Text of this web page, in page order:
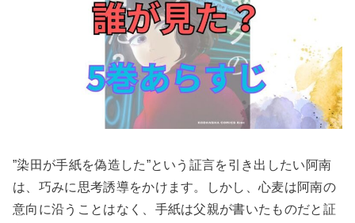
”染田が手紙を偽造した”という証言を引き出したい阿南
は、巧みに思考誘導をかけます。しかし、心麦は阿南の
意向に沿うことはなく、手紙は父親が書いたものだと証